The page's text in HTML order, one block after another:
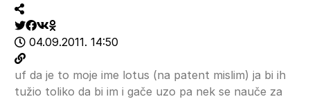
04.09.2011. 14:50
uf da je to moje ime lotus (na patent mislim) ja bi ih
tužio toliko da bi im i gače uzo pa nek se nauče za